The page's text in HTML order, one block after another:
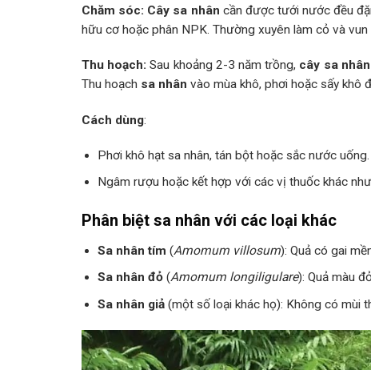
Chăm sóc: Cây sa nhân cần được tưới nước đều
hữu cơ hoặc phân NPK. Thường xuyên làm cỏ và vun
Thu hoạch: Sau khoảng 2-3 năm trồng, cây sa nhân
Thu hoạch sa nhân vào mùa khô, phơi hoặc sấy khô
Cách dùng:
Phơi khô hạt sa nhân, tán bột hoặc sắc nước uống.
Ngâm rượu hoặc kết hợp với các vị thuốc khác
Phân biệt sa nhân với các loại khác
Sa nhân tím (Amomum villosum): Quả có gai
Sa nhân đỏ (Amomum longiligulare): Quả màu
Sa nhân giả (một số loại khác họ): Không có mùi